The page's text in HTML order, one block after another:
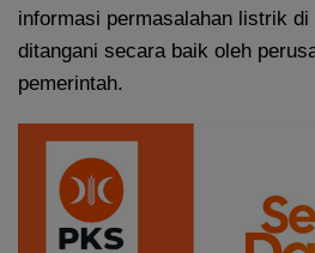
informasi permasalahan listrik di
ditangani secara baik oleh
pemerintah.